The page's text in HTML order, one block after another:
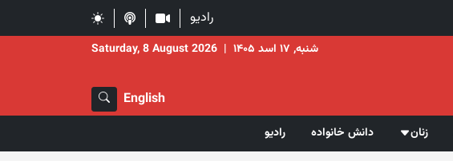
رادیو
شنبه, ۱۷ اسد ۱۴۰۵ |
Saturday, 8 August 2026
English
زنان دانش خانواده رادیو